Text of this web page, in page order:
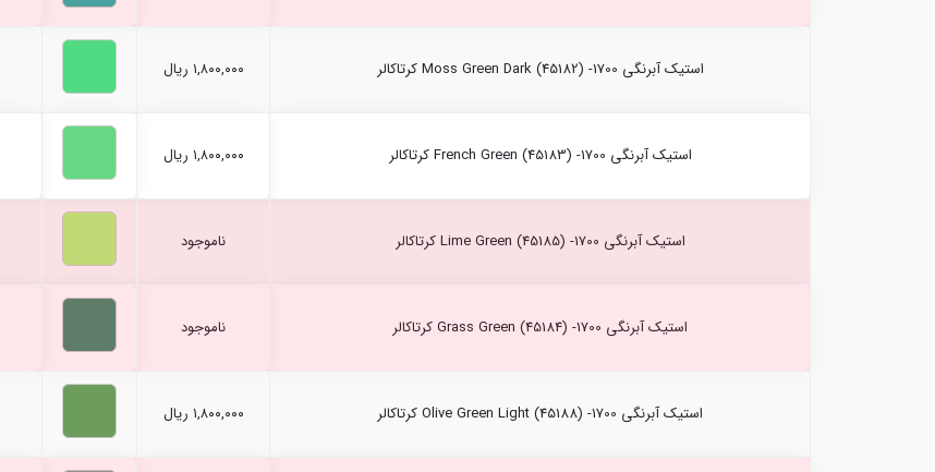
استیک آبرنگی Moss Green Dark (45182) -1700 کرتاکالر ۱,۸۰۰,۰۰۰ ریال
استیک آبرنگی French Green (45183) -1700 کرتاکالر ۱,۸۰۰,۰۰۰ ریال
استیک آبرنگی Lime Green (45185) -1700 کرتاکالر ناموجود
استیک آبرنگی Grass Green (45184) -1700 کرتاکالر ناموجود
استیک آبرنگی Olive Green Light (45188) -1700 کرتاکالر ۱,۸۰۰,۰۰۰ ریال